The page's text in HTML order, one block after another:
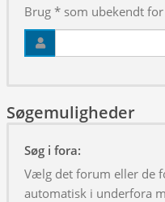
Brug * som ubekendt
Søgemuligheder
Søg i fora:
Vælg det forum eller de
automatisk i underfora